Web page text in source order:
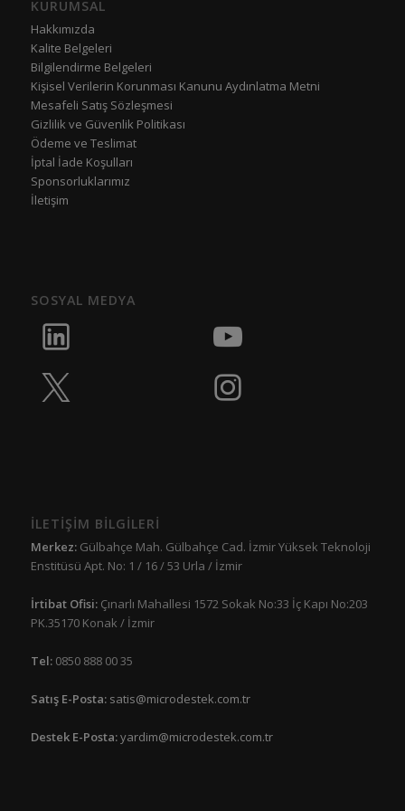
KURUMSAL
Hakkımızda
Kalite Belgeleri
Bilgilendirme Belgeleri
Kişisel Verilerin Korunması Kanunu Aydınlatma Metni
Mesafeli Satış Sözleşmesi
Gizlilik ve Güvenlik Politikası
Ödeme ve Teslimat
İptal İade Koşulları
Sponsorluklarımız
İletişim
SOSYAL MEDYA
İLETİŞİM BİLGİLERİ
Merkez:Gülbahçe Mah. Gülbahçe Cad. İzmir Yüksek Teknoloji
Enstitüsü Apt. No: 1 / 16 / 53 Urla / İzmir
İrtibat Ofisi: Çınarlı Mahallesi 1572 Sokak No:33 İç Kapı No:203
PK.35170 Konak / İzmir
Tel:0850 888 00 35
Satış E-Posta: satis@microdestek.com.tr
Destek E-Posta:yardim@microdestek.com.tr